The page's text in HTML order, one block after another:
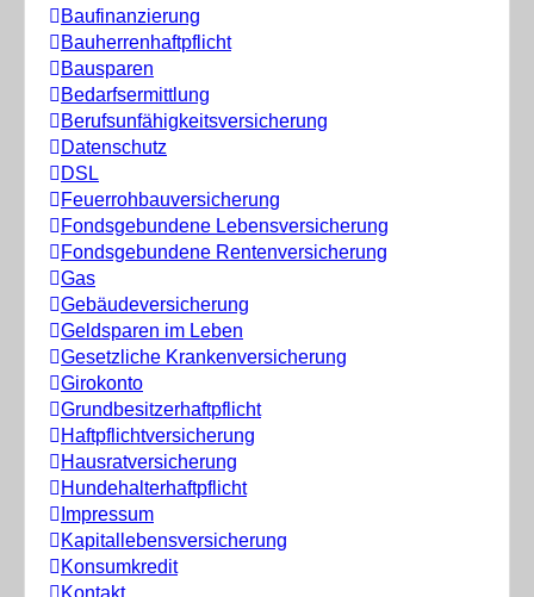
Baufinanzierung
Bauherrenhaftpflicht
Bausparen
Bedarfsermittlung
Berufs­unfähigkeitsversicherung
Datenschutz
DSL
Feuerrohbauversicherung
Fondsgebundene Lebensversicherung
Fondsgebundene Rentenversicherung
Gas
Gebäudeversicherung
Geldsparen im Leben
Gesetzliche Krankenversicherung
Girokonto
Grundbesitzerhaftpflicht
Haftpflichtversicherung
Hausratversicherung
Hundehalterhaftpflicht
Impressum
Kapitallebensversicherung
Konsumkredit
Kontakt